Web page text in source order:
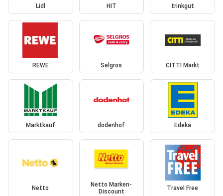
Lidl HIT trinkgut
REWE Selgros CITTI Markt
Marktkauf dodenhof Edeka
Netto
Netto Marken-
Discount
Travel Free